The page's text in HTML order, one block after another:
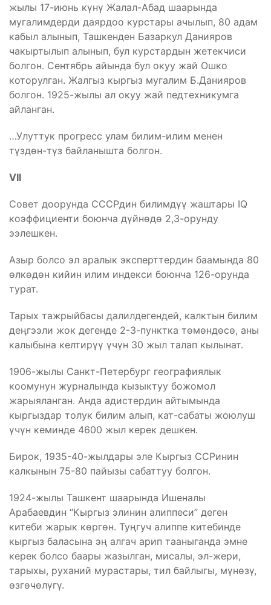
жылы 17-июнь күнү Жалал-Абад шаарында
мугалимдерди даярдоо курстары ачылып, 80 адам
кабыл алынып, Ташкенден Базаркул Данияров
чакыртылып алынып, бул курстардын жетекчиси
болгон. Сентябрь айында бул окуу жай Ошко
которулган. Жалгыз кыргыз мугалим Б.Данияров
болгон. 1925-жылы ал окуу жай педтехникумга
айланган.
…Улуттук прогресс улам билим-илим менен
түздөн-түз байланышта болгон.
VII
Совет доорунда СССРдин билимдүү жаштары IQ
коэффициенти боюнча дүйнөдө 2,3-орунду
ээлешкен.
Азыр болсо эл аралык эксперттердин баамында 80
өлкөдөн кийин илим индекси боюнча 126-орунда
турат.
Тарых тажрыйбасы далилдегендей, калктын билим
деңгээли жок дегенде 2-3-пунктка төмөндөсө, аны
калыбына келтирүү үчүн 30 жыл талап кылынат.
1906-жылы Санкт-Петербург географиялык
коомунун журналында кызыктуу божомол
жарыяланган. Анда адистердин айтымында
кыргыздар толук билим алып, кат-сабаты жоюлуш
үчүн кеминде 4600 жыл керек дешкен.
Бирок, 1935-40-жылдары эле Кыргыз ССРинин
калкынын 75-80 пайызы сабаттуу болгон.
1924-жылы Ташкент шаарында Ишеналы
Арабаевдин “Кыргыз элинин алиппеси” деген
китеби жарык көргөн. Туңгуч алиппе китебинде
кыргыз баласына эң алгач арип тааныганда эмне
керек болсо баары жазылган, мисалы, эл-жери,
тарыхы, руханий мурастары, тил байлыгы, мүнөзү,
өзгөчөлүгү.